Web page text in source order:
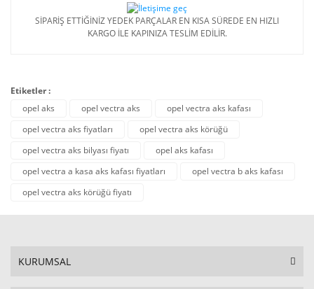
SİPARİŞ ETTİĞİNİZ YEDEK PARÇALAR EN KISA SÜREDE EN HIZLI
KARGO İLE KAPINIZA TESLİM EDİLİR.
Etiketler :
opel aks
opel vectra aks
opel vectra aks kafası
opel vectra aks fiyatları
opel vectra aks körüğü
opel vectra aks bilyası fiyatı
opel aks kafası
opel vectra a kasa aks kafası fiyatları
opel vectra b aks kafası
opel vectra aks körüğü fiyatı
KURUMSAL